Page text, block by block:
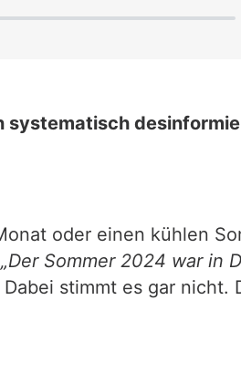
systematisch
oder einen kühlen
„Der Sommer 2024 war in
stimmt es gar nicht.